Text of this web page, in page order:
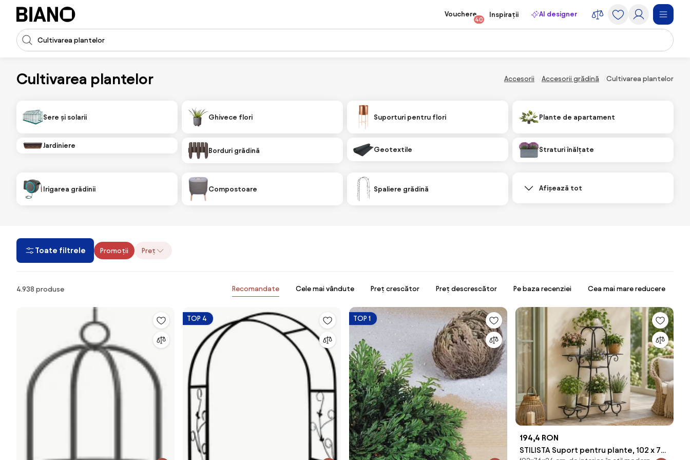
Sari peste navigare, accesează conținutul
Introducerea căutării
Vouchere
40
Inspirații AI designer
Cultivarea plantelor Accesorii Accesorii grădină Cultivarea plantelor
Sere și solarii Ghivece flori Suporturi pentru flori Plante de apartament
Jardiniere
Borduri grădină Geotextile Straturi înălțate
Irigarea grădinii Compostoare Spaliere grădină Afișează tot
Toate filtrele Promoții Preț
Produse
4.938 produse Recomandate Cele mai vândute Preț crescător Preț descrescător Pe baza recenziei Cea mai mare reducere
TOP 4 TOP 1
194,4 RON
STILISTA Suport pentru plante, 102 x 76